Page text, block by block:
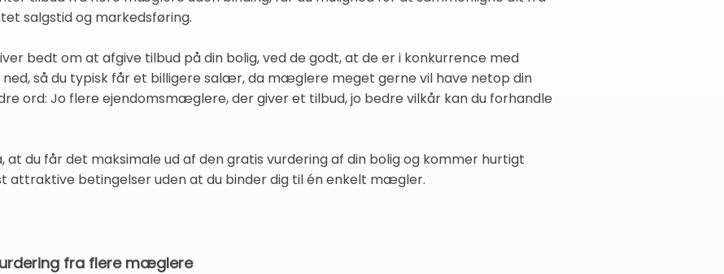
salgstid og markedsføring.
bedt om at afgive tilbud på din bolig, ved de godt, at de er i konkurrence med
så du typisk får et billigere salær, da mæglere meget gerne vil have netop din
ord: Jo flere ejendomsmæglere, der giver et tilbud, jo bedre vilkår kan du forhandle
at du får det maksimale ud af den gratis vurdering af din bolig og kommer hurtigt
attraktive betingelser uden at du binder dig til én enkelt mægler.
fra flere mæglere